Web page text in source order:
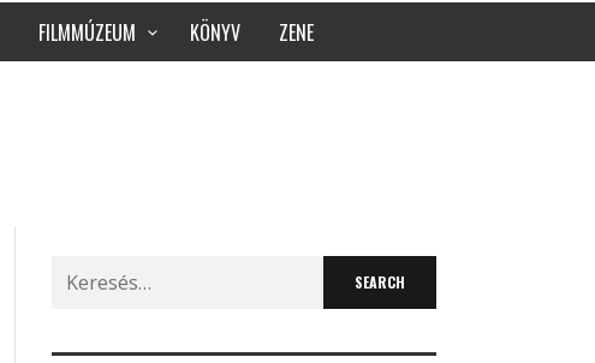
FILMMÚZEUM KÖNYV ZENE
Search
for: